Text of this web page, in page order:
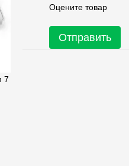
7
Оцените товар
Отправить